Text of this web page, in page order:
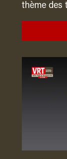
thème des